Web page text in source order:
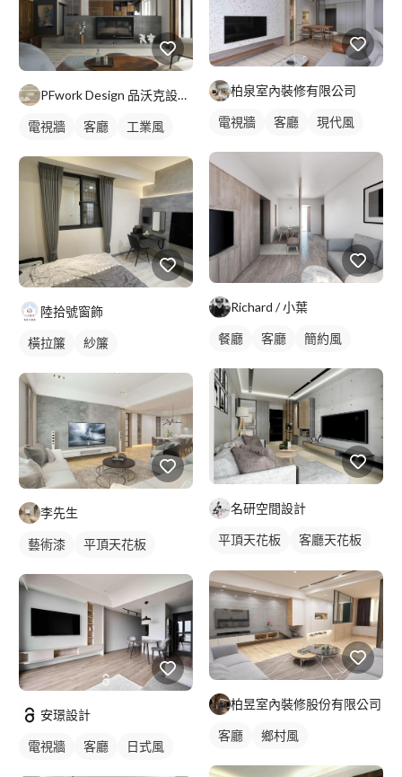
PFwork Design 品沃克設計 l 工程 安信建築經理屢約保證
電視牆 客廳 工業風
陸拾號窗飾
橫拉簾 紗簾
李先生
藝術漆 平頂天花板
安璟設計
電視牆 客廳 日式風
柏泉室內裝修有限公司
電視牆 客廳 現代風
Richard / 小葉
餐廳 客廳 簡約風
名研空間設計
平頂天花板
客廳天花板
電視牆
工業風
柏昱室內裝修股份有限公司
客廳 鄉村風